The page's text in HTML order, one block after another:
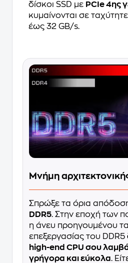
δίσκοι SSD με PCIe 4ης
κυμαίνονται σε
έως 32 GB/s.
Μνήμη
Σπρώξε τα όρια
DDR5. Στην εποχή των
η άνευ προηγουμένου
επεξεργασίας του DDR5
high-end CPU σου
γρήγορα και εύκολα.